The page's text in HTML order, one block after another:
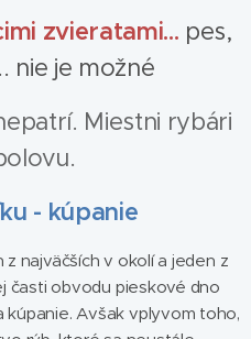
zvieratami... pes,
nie je možné
Miestni rybári
- kúpanie
najväčších v okolí a jeden z
časti obvodu pieskové dno
Avšak vplyvom toho,